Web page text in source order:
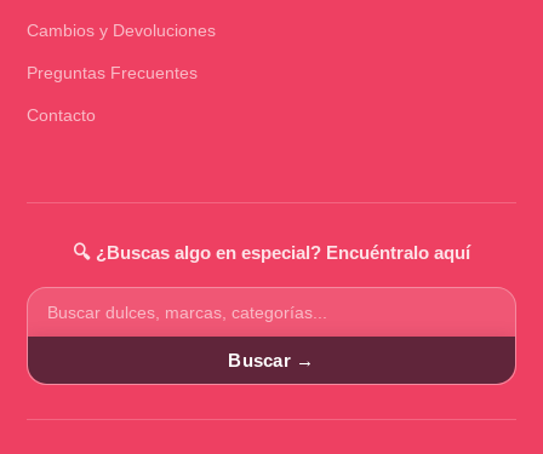
Cambios y Devoluciones
Preguntas Frecuentes
Contacto
🔍 ¿Buscas algo en especial? Encuéntralo aquí
Buscar
productos
Buscar →